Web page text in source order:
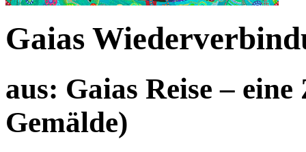
Gaias
aus: Gaias Reise –
Gemälde)